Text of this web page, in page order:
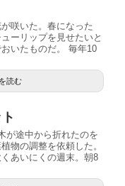
咲いた。春になった
ーリップを見せたいと
いたものだ。 毎年10
読む
が途中から折れたのを
物の調整を依頼した。
あいにくの週末。朝8